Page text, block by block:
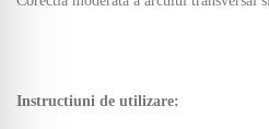
Instructiuni de utilizare: